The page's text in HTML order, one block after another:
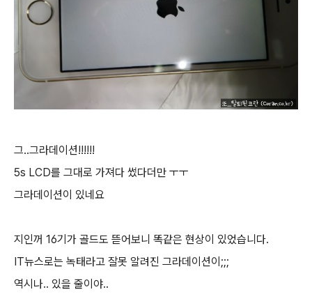
그..그라데이션!!!!!!
5s LCD를 그대로 가져다 썼다더만 ㅜㅜ
그라데이션이 있네요
지인꺼 16기가 골드도 뜯어보니 똑같은 현상이 있었습니다.
IT뉴스로는 녹태라고 잘못 알려진 그라데이션이;;;
역시나.. 있을 줄이야..